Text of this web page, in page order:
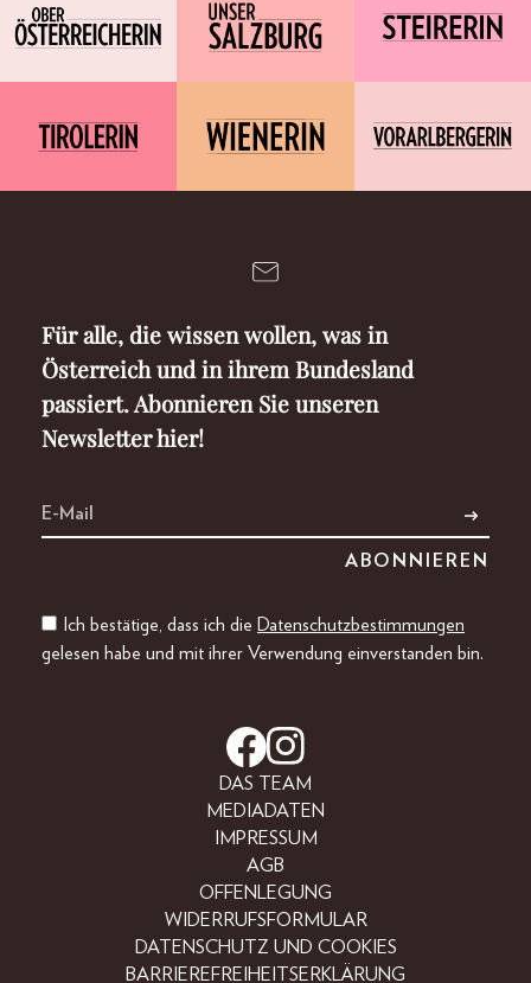
Für alle, die wissen wollen, was in
Österreich und in ihrem Bundesland
passiert. Abonnieren Sie unseren
Newsletter hier!
Ich bestätige, dass ich die Datenschutzbestimmungen
gelesen habe und mit ihrer Verwendung einverstanden bin.
DAS TEAM
MEDIADATEN
IMPRESSUM
AGB
OFFENLEGUNG
WIDERRUFSFORMULAR
DATENSCHUTZ UND COOKIES
BARRIEREFREIHEITSERKLÄRUNG